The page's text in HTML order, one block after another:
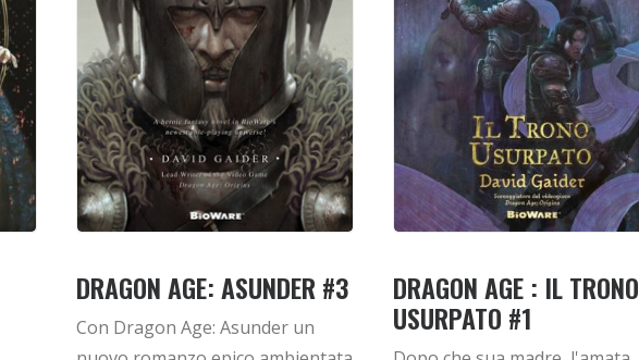
DRAGON AGE: ASUNDER #3
Con Dragon Age: Asunder un
DRAGON AGE : IL TRONO
USURPATO #1